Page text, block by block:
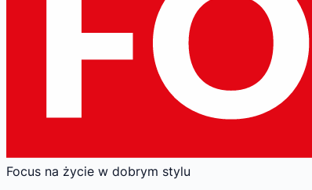
Focus na życie w dobrym stylu